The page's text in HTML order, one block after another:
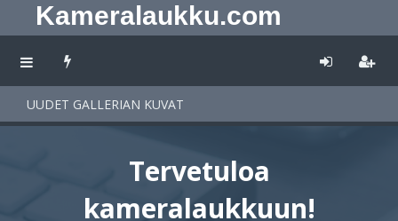
Kameralaukku.com
UUDET GALLERIAN KUVAT
Tervetuloa
kameralaukkuun!